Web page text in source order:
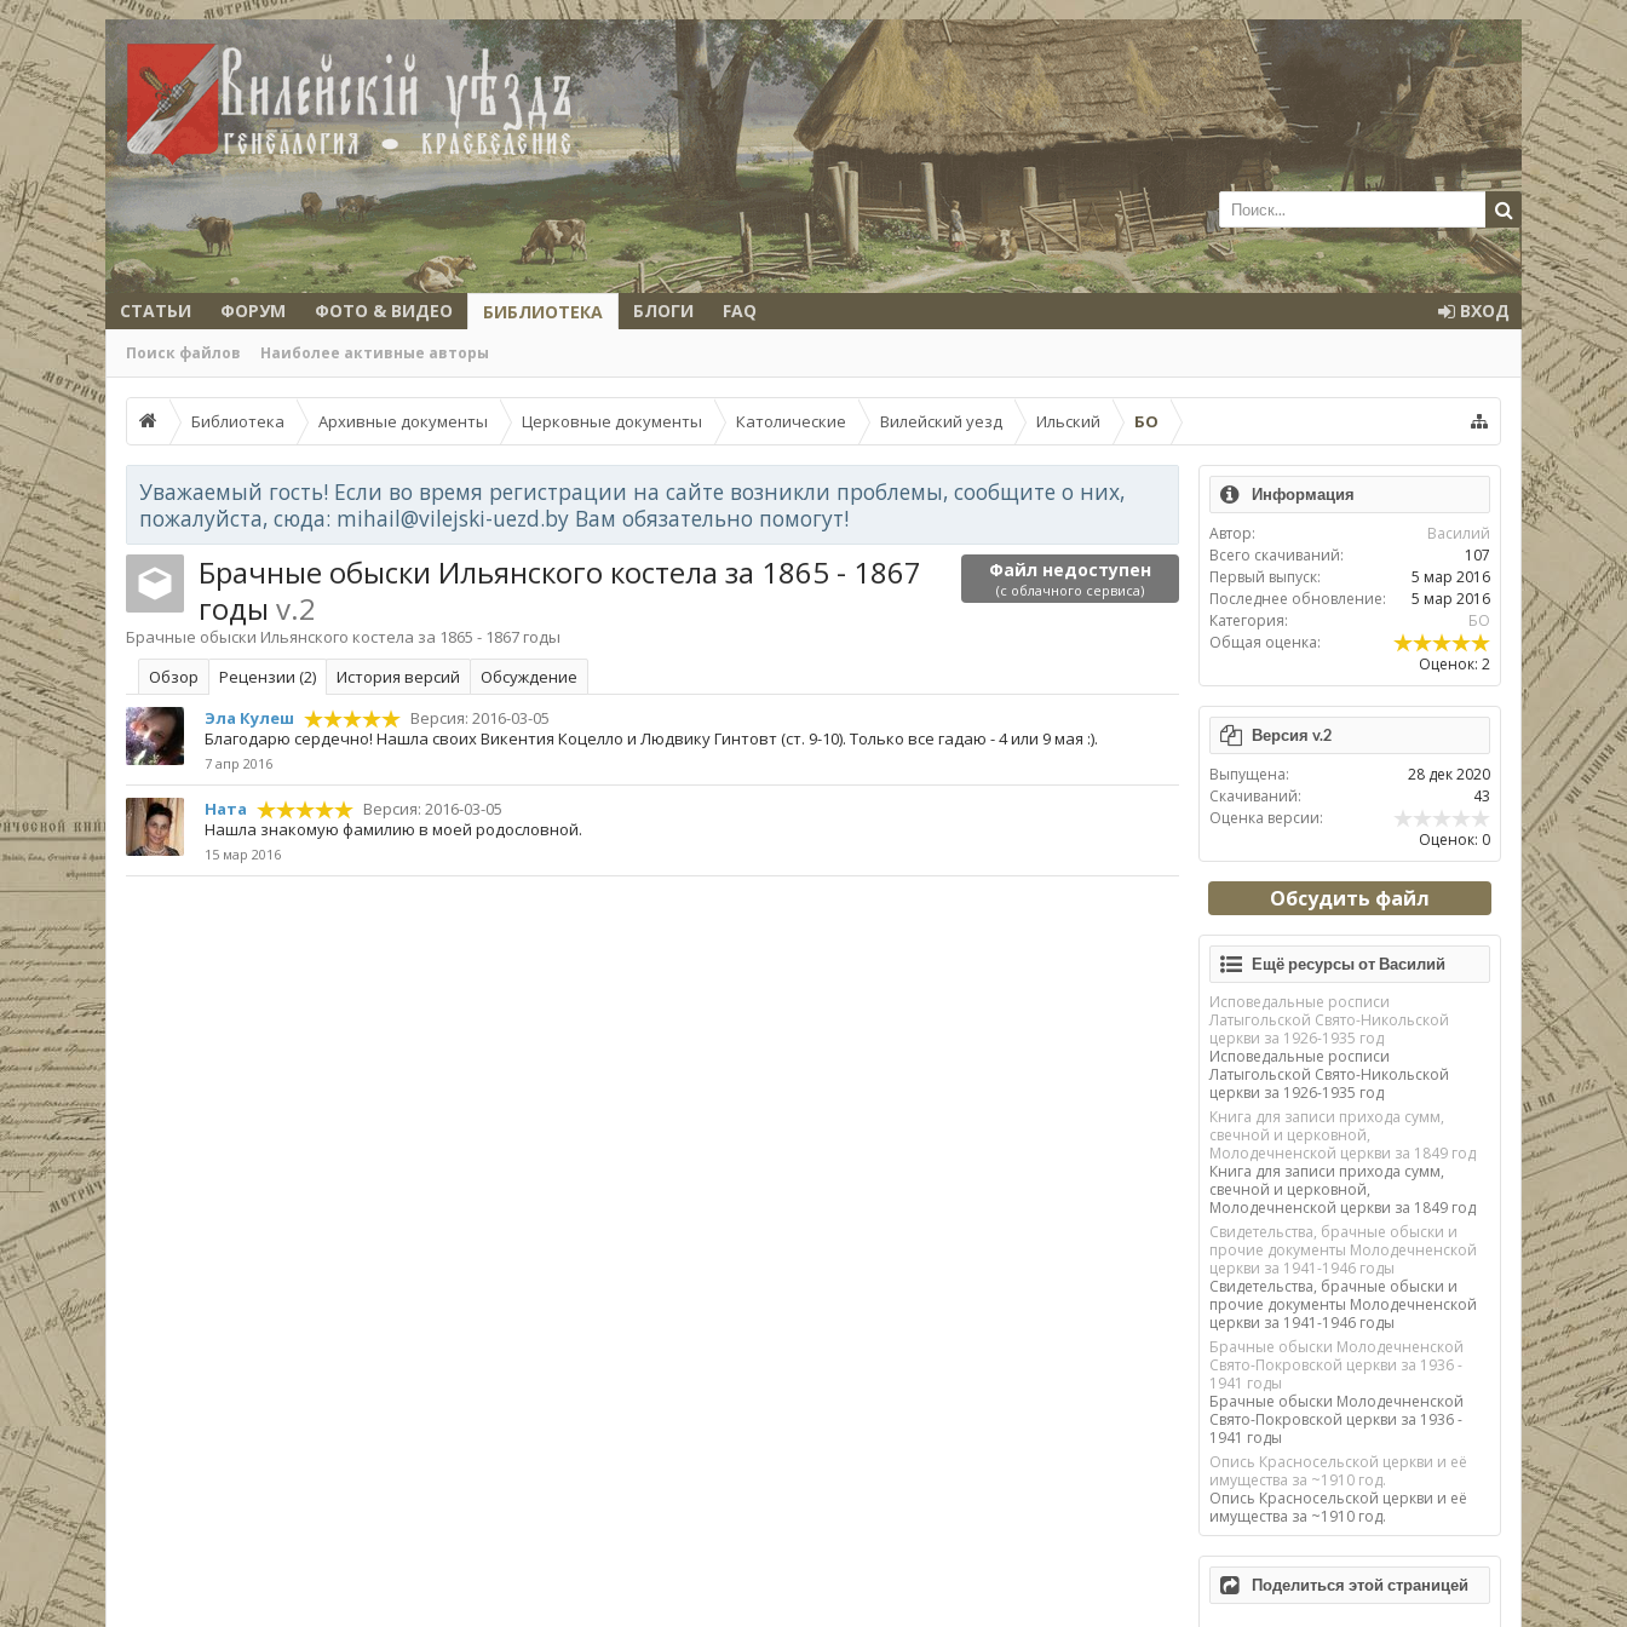
СТАТЬИ ФОРУМ ФОТО & ВИДЕО БИБЛИОТЕКА
Поиск файлов Наиболее активные авторы
БЛОГИ FAQ ВХОД
Библиотека Архивные документы Церковные документы Католические Вилейский уезд Ильский БО
Уважаемый гость! Если во время регистрации на сайте возникли проблемы, сообщите о них,
пожалуйста, сюда: mihail@vilejski-uezd.by Вам обязательно помогут!
Файл недоступен
(с облачного сервиса)
Брачные обыски Ильянского костела за 1865 - 1867
годы v.2
Брачные обыски Ильянского костела за 1865 - 1867 годы
Обзoр
Рецензии (2) История версий
Обсуждение
Эла Кулеш
Версия: 2016-03-05
Благодарю сердечно! Нашла своих Викентия Коцелло и Людвику Гинтовт (ст. 9-10). Только все гадаю - 4 или 9 мая :).
7 апр 2016
Ната
Версия: 2016-03-05
Нашла знакомую фамилию в моей родословной.
15 мар 2016
Информация
Автор:
Василий
Всего скачиваний:
107
Первый выпуск:
5 мар 2016
Последнее обновление:
5 мар 2016
Категория:
БО
Общая оценка:
Оценок: 2
Версия v.2
Выпущена:
28 дек 2020
Скачиваний:
43
Оценка версии:
Оценок: 0
Обсудить файл
Ещё ресурсы от Василий
Исповедальные росписи
Латыгольской Свято-Никольской
церкви за 1926-1935 год
Исповедальные росписи
Латыгольской Свято-Никольской
церкви за 1926-1935 год
Книга для записи прихода сумм,
свечной и церковной,
Молодечненской церкви за 1849 год
Книга для записи прихода сумм,
свечной и церковной,
Молодечненской церкви за 1849 год
Свидетельства, брачные обыски и
прочие документы Молодечненской
церкви за 1941-1946 годы
Свидетельства, брачные обыски и
прочие документы Молодечненской
церкви за 1941-1946 годы
Брачные обыски Молодечненской
Свято-Покровской церкви за 1936 -
1941 годы
Брачные обыски Молодечненской
Свято-Покровской церкви за 1936 -
1941 годы
Опись Красносельской церкви и её
имущества за ~1910 год.
Опись Красносельской церкви и её
имущества за ~1910 год.
Поделиться этой страницей